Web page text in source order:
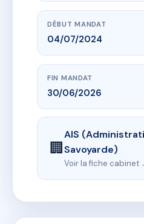
DÉBUT MANDAT
04/07/2024
FIN MANDAT
30/06/2026
🏢
AIS
Savoyarde)
Voir la fiche cabinet